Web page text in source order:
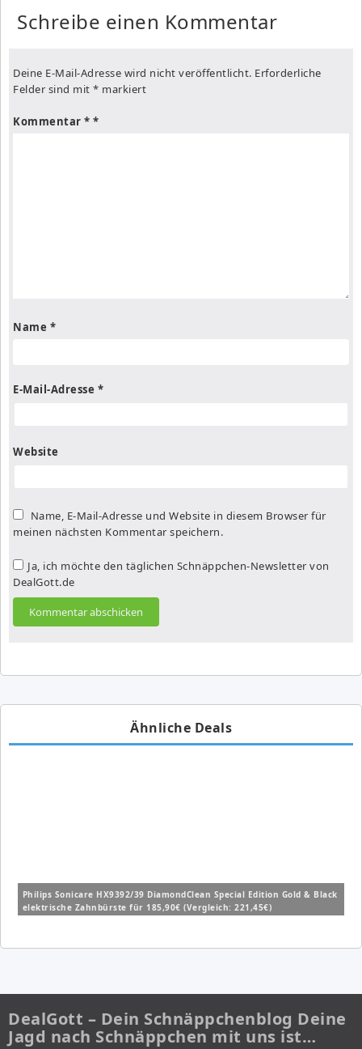
Schreibe einen Kommentar
Deine E-Mail-Adresse wird nicht veröffentlicht. Erforderliche
Felder sind mit * markiert
Kommentar *
Name *
E-Mail-Adresse *
Website
Name, E-Mail-Adresse und Website in diesem Browser für
meinen nächsten Kommentar speichern.
Ja, ich möchte den täglichen Schnäppchen-Newsletter von
DealGott.de
Ähnliche Deals
Philips Sonicare HX9392/39 DiamondClean Special Edition Gold & Black
elektrische Zahnbürste für 185,90€ (Vergleich: 221,45€)
DealGott – Dein Schnäppchenblog Deine
Jagd nach Schnäppchen mit uns ist…